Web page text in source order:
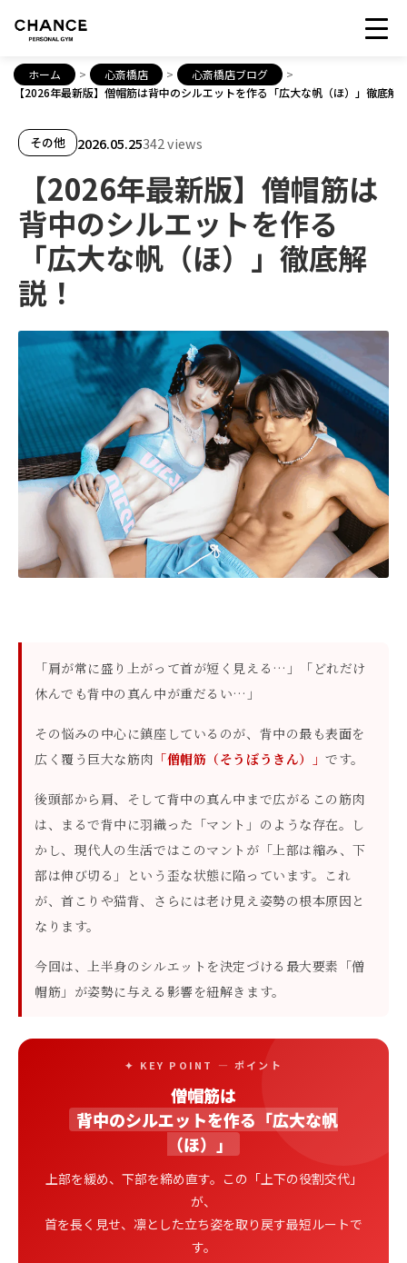
ホーム > 心斎橋店 > 心斎橋店ブログ
>
【2026年最新版】僧帽筋は背中のシルエットを作る「広大な帆（ほ）」徹底解
その他 2026.05.25342 views
【2026年最新版】僧帽筋は
背中のシルエットを作る
「広大な帆（ほ）」徹底解
説！
「肩が常に盛り上がって首が短く見える…」「どれだけ
休んでも背中の真ん中が重だるい…」
その悩みの中心に鎮座しているのが、背中の最も表面を
広く覆う巨大な筋肉 「僧帽筋（そうぼうきん）」です。
後頭部から肩、そして背中の真ん中まで広がるこの筋肉
は、まるで背中に羽織った「マント」のような存在。し
かし、現代人の生活ではこのマントが「上部は縮み、下
部は伸び切る」という歪な状態に陥っています。これ
が、首こりや猫背、さらには老け見え姿勢の根本原因と
なります。
今回は、上半身のシルエットを決定づける最大要素「僧
帽筋」が姿勢に与える影響を紐解きます。
✦ KEY POINT — ポイント
僧帽筋は
背中のシルエットを作る「広大な帆
（ほ）」
上部を緩め、下部を締め直す。この「上下の役割交代」
が、
首を長く見せ、凛とした立ち姿を取り戻す最短ルートで
す。